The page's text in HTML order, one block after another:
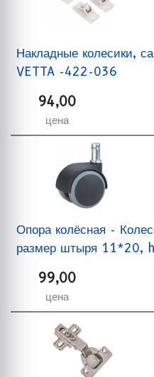
Накладные колесики,
VETTA -422-036
94,00
цена
Опора колёсная -
размер штыря 11*20,
99,00
цена